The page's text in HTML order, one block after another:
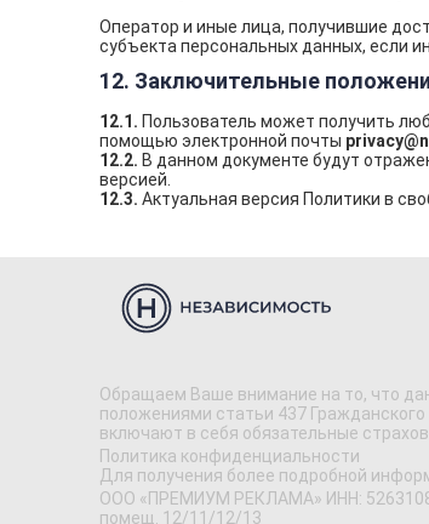
Оператор и иные лица, получившие
субъекта персональных данных, если
12. Заключительные
12.1. Пользователь может получить
помощью электронной почты
12.2. В данном документе будут
версией.
12.3. Актуальная версия Политики в
Обращаем Ваше внимание на то, что
положениями статьи 437
включают в себя обязательные
Политика конфиденциальности
Для получения более подробной
ООО «ПРЕМИУМ РЕКЛАМА» ИНН:
помещ. 12/11/12/13